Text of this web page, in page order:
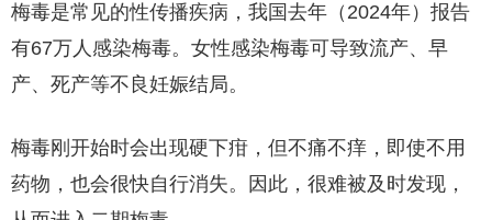
梅毒是常见的性传播疾病，我国去年（2024年）报告
有67万人感染梅毒。女性感染梅毒可导致流产、早
产、死产等不良妊娠结局。
梅毒刚开始时会出现硬下疳，但不痛不痒，即使不用
药物，也会很快自行消失。因此，很难被及时发现，